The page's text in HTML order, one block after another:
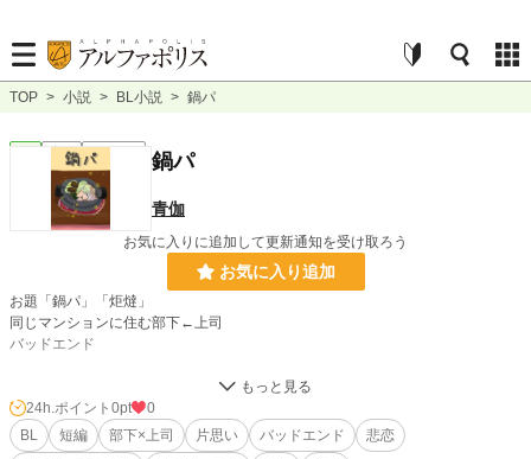
TOP > 小説 > BL小説 > 鍋パ
完結 ｼｮｰﾄｼｮｰﾄ 鍋パ
青伽
お気に入りに追加して更新通知を受け取ろう
お気に入り追加
お題「鍋パ」「炬燵」
同じマンションに住む部下←上司
バッドエンド
228,747 位 / 228,747 件
BL 31,416 位 / 31,416 件
24h.ポイント 0pt
0
BL
短編 部下×上司 片思い バッドエンド
悲恋